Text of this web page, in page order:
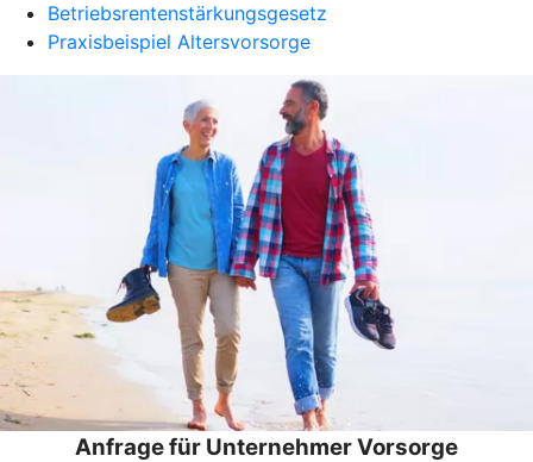
Betriebsrentenstärkungsgesetz
Praxisbeispiel Altersvorsorge
Anfrage für Unternehmer Vorsorge